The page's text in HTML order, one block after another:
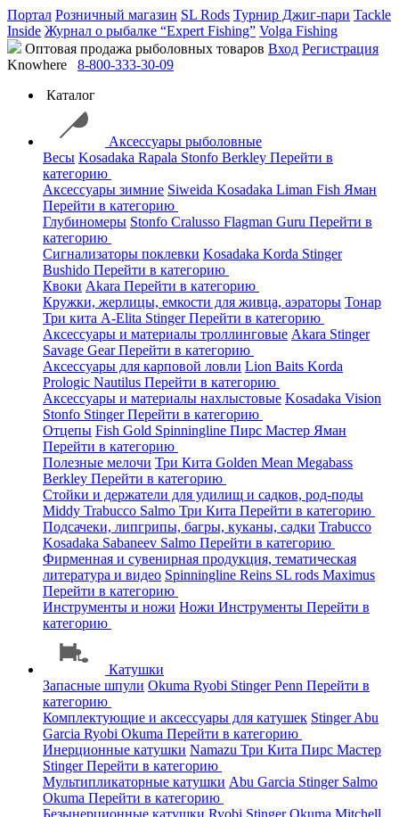
Портал Розничный магазин SL Rods Турнир Джиг-пари Tackle
Inside Журнал о рыбалке “Expert Fishing” Volga Fishing
Оптовая продажа рыболовных товаров Вход Регистрация
Knowhere
8-800-333-30-09
Каталог
Аксессуары рыболовные
Весы Kosadaka Rapala Stonfo Berkley Перейти в
категорию
Аксессуары зимние Siweida Kosadaka Liman Fish Яман
Перейти в категорию
Глубиномеры Stonfo Cralusso Flagman Guru Перейти в
категорию
Сигнализаторы поклевки Kosadaka Korda Stinger
Bushido Перейти в категорию
Квоки Akara Перейти в категорию
Кружки, жерлицы, емкости для живца, аэраторы Тонар
Три кита A-Elita StingerПерейти в категорию
Аксессуары и материалы троллинговые Akara Stinger
Savage GearПерейти в категорию
Аксессуары для карповой ловли Lion Baits Korda
Prologic Nautilus Перейти в категорию
Аксессуары и материалы нахлыстовые Kosadaka Vision
Stonfo StingerПерейти в категорию
Отцепы Fish Gold Spinningline Пирс Мастер Яман
Перейти в категорию
Полезные мелочи Три Кита Golden Mean Megabass
Berkley Перейти в категорию
Стойки и держатели для удилищ и садков, род-поды
Middy Trabucco Salmo Три Кита Перейти в категорию
Подсачеки, липгрипы, багры, куканы, садки Trabucco
Kosadaka Sabaneev Salmo Перейти в категорию
Фирменная и сувенирная продукция, тематическая
литература и видео Spinningline Reins SL rods Maximus
Перейти в категорию
Инструменты и ножи Ножи Инструменты Перейти в
категорию
Катушки
Запасные шпули Okuma Ryobi StingerPenn Перейти в
категорию
Комплектующие и аксессуары для катушек StingerAbu
Garcia Ryobi Okuma Перейти в категорию
Инерционные катушки Namazu Три Кита Пирс Мастер
StingerПерейти в категорию
Мультипликаторные катушки Abu Garcia Stinger Salmo
Okuma Перейти в категорию
Безынерционные катушки Ryobi StingerOkuma Mitchell